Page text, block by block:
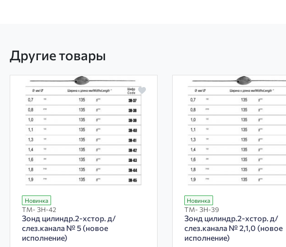
Другие товары
Новинка
ТМ- ЗН-42
Зонд цилиндр.2-хстор. д/
слез.канала № 5 (новое
исполнение)
Новинка
ТМ- ЗН-39
Зонд цилиндр.2-хстор. д/
слез.канала № 2,1,0 (новое
исполнение)